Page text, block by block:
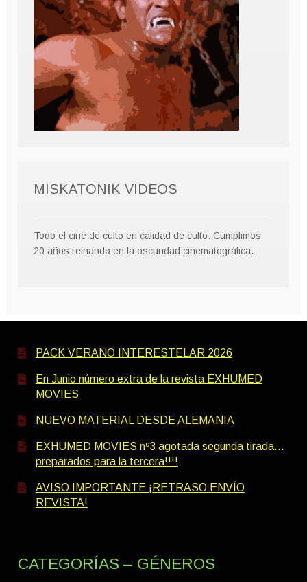
MISKATONIK VIDEOS
Todo el cine de culto en calidad de culto. Cumplimos
20 años reinando en la oscuridad cinematográfica.
PACK VERANO INTERESTELAR 2026
En Junio número extra de la revista EXHUMED
MOVIES
NUEVO MATERIAL DESDE ALEMANIA
EXHUMED MOVIES nº3 agotada segunda tirada…
preparados para la tercera!!!!
AVISO IMPORTANTE ¡RETRASO ENVÍO
REVISTA!
CATEGORÍAS – GÉNEROS